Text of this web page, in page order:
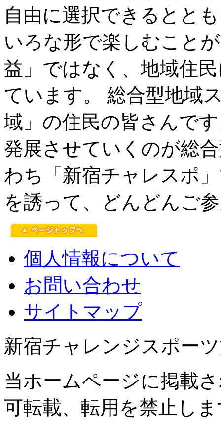
自由に選択できるとと
いろな形で楽しむこと
益」ではなく、地域住
ています。 総合型地域
域」の住民の皆さんで
発展させていくのが総
わち「新宿チャレスポ
を誘って、どんどんご
個人情報について
お問い合わせ
サイトマップ
新宿チャレンジスポー
当ホームページに掲載
可転載、転用を禁止し